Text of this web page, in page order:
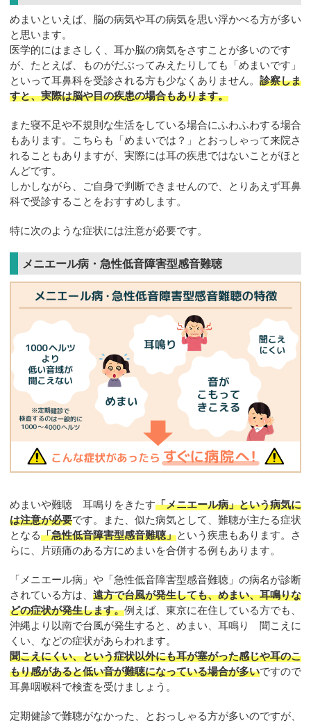
めまいといえば、脳の病気や耳の病気を思い浮かべる方が多い
と思います。
医学的にはまさしく、耳か脳の病気をさすことが多いのです
が、たとえば、ものがだぶってみえたりしても「めまいです」
といって耳鼻科を受診される方も少なくありません。 診察しま
すと、実際は脳や目の疾患の場合もあります。
また寝不足や不規則な生活をしている場合にふわふわする場合
もあります。こちらも「めまいでは？」とおっしゃって来院さ
れることもありますが、実際には耳の疾患ではないことがほと
んどです。
しかしながら、ご自身で判断できませんので、とりあえず耳鼻
科で受診することをおすすめします。
特に次のような症状には注意が必要です。
メニエール病・急性低音障害型感音難聴
めまいや難聴 耳鳴りをきたす「メニエール病」という病気に
は注意が必要です。また、似た病気として、難聴が主たる症状
となる「急性低音障害型感音難聴」という疾患もあります。さ
らに、片頭痛のある方にめまいを合併する例もあります。
「メニエール病」や「急性低音障害型感音難聴」の病名が診断
されている方は、 遠方で台風が発生しても、めまい、耳鳴りな
どの症状が発生します。例えば、東京に在住している方でも、
沖縄より以南で台風が発生すると、めまい、耳鳴り 聞こえに
くい、などの症状があらわれます。
聞こえにくい、という症状以外にも耳が塞がった感じや耳のこ
もり感があると低い音が難聴になっている場合が多いですので
耳鼻咽喉科で検査を受けましょう。
定期健診で難聴がなかった、とおっしゃる方が多いのですが、